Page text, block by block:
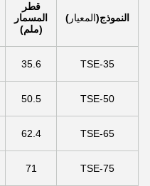
النموذج(المعيار )
قطر
المسمار
(ملم)
TSE-35
35.6
TSE-50
50.5
TSE-65
62.4
TSE-75
71